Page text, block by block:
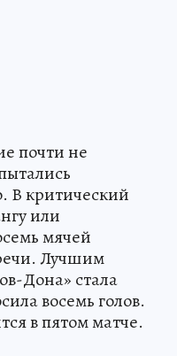
почти не
В критический
или
мячей
Лучшим
Дона» стала
восемь голов.
в пятом матче.